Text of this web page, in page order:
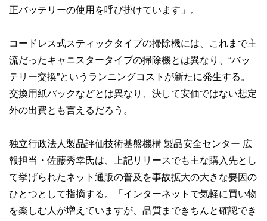
正バッテリーの使用を呼び掛けています」。
コードレス式スティックタイプの掃除機には、これまで主
流だったキャニスタータイプの掃除機とは異なり、“バッ
テリー交換”というランニングコストが新たに発生する。
交換用紙パックなどとは異なり、決して安価ではない想定
外の出費とも言えるだろう。
独立行政法人製品評価技術基盤機構 製品安全センター 広
報担当・佐藤秀幸氏は、上記リリースでも主な購入先とし
て挙げられたネット通販の普及を事故拡大の大きな要因の
ひとつとして指摘する。「インターネットで気軽に買い物
を楽しむ人が増えていますが、品質まできちんと確認でき